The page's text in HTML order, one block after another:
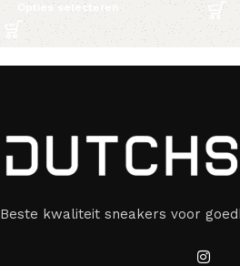
Opties selecteren
Beste kwaliteit sneakers voor